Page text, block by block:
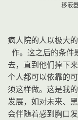
移液
疯人院的人以极大
作。这之后的条件
去，直到他们掉下
个人都可以依靠的
须这样做。这是我
发展，如对未来、
会伴随着感到胸口